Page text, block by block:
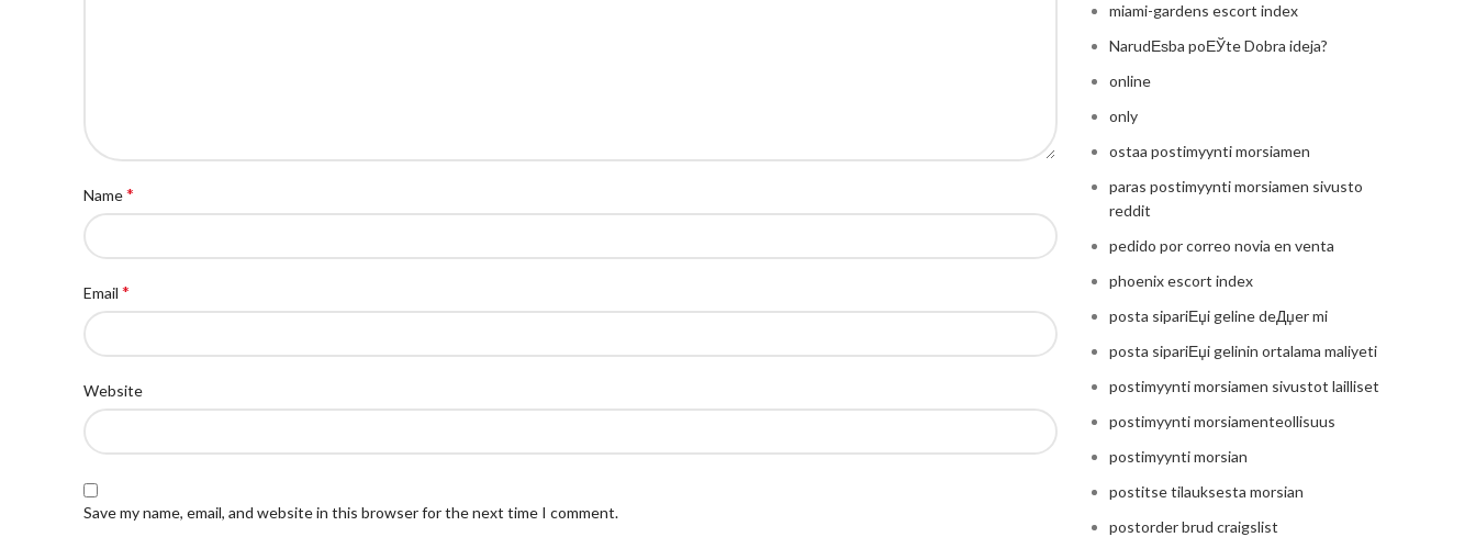
Name*
Email *
Website
Save my name, email, and website in this browser for the next time I comment.
miami-gardens escort index
NarudЕѕba poЕЎte Dobra ideja?
online
only
ostaa postimyynti morsiamen
paras postimyynti morsiamen sivusto
reddit
pedido por correo novia en venta
phoenix escort index
posta sipariЕџi geline deДџer mi
posta sipariЕџi gelinin ortalama maliyeti
postimyynti morsiamen sivustot lailliset
postimyynti morsiamenteollisuus
postimyynti morsian
postitse tilauksesta morsian
postorder brud craigslist